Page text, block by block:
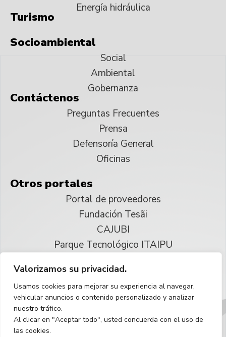
Valorizamos su privacidad.
Usamos cookies para mejorar su experiencia al navegar,
vehicular anuncios o contenido personalizado y analizar
nuestro tráfico.
Al clicar en "Aceptar todo", usted concuerda con el uso de
las cookies.
Energía hidráulica
Turismo
Socioambiental
Social
Ambiental
Gobernanza
Contáctenos
Preguntas Frecuentes
Prensa
Defensoría General
Oficinas
Otros portales
Portal de proveedores
Fundación Tesãi
CAJUBI
Parque Tecnológico ITAIPU
Reservados todos los derechos
Español